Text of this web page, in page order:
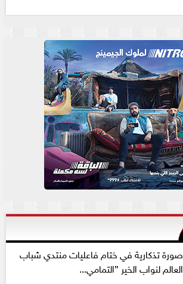
صورة تذكارية في ختام فاعليات منتدي شباب
العالم لنواب الخير ”التمامي...